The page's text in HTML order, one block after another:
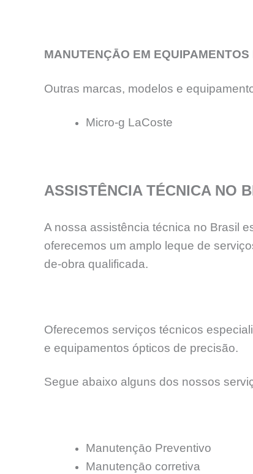
MANUTENÇĀO EM EQUIPAMENTOS
Outras marcas, modelos e
Micro-g LaCoste
ASSISTÊNCIA TÉCNICA NO
A nossa assistência técnica no Brasil
oferecemos um amplo leque de
de-obra qualificada.
Oferecemos serviços técnicos
e equipamentos ópticos de precisão.
Segue abaixo alguns dos nossos
Manutençāo Preventivo
Manutençāo corretiva